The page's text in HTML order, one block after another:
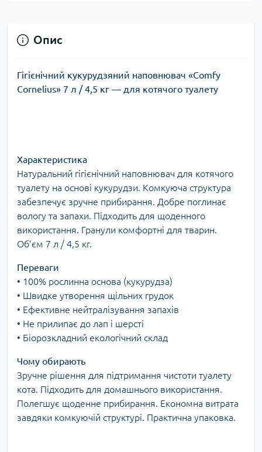
Опис
Гігієнічний кукурудзяний наповнювач «Comfy
Cornelius» 7 л / 4,5 кг — для котячого туалету
Характеристика
Натуральний гігієнічний наповнювач для котячого
туалету на основі кукурудзи. Комкуюча структура
забезпечує зручне прибирання. Добре поглинає
вологу та запахи. Підходить для щоденного
використання. Гранули комфортні для тварин.
Об’єм 7 л / 4,5 кг.
Переваги
• 100% рослинна основа (кукурудза)
• Швидке утворення щільних грудок
• Ефективне нейтралізування запахів
• Не прилипає до лап і шерсті
• Біорозкладний екологічний склад
Чому обирають
Зручне рішення для підтримання чистоти туалету
кота. Підходить для домашнього використання.
Полегшує щоденне прибирання. Економна витрата
завдяки комкуючій структурі. Практична упаковка.